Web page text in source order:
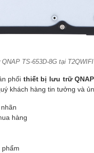
TS-653D-8G tại T2QWIFI
phối thiết bị lưu trữ QNAP
khách hàng tin tưởng và
hàng